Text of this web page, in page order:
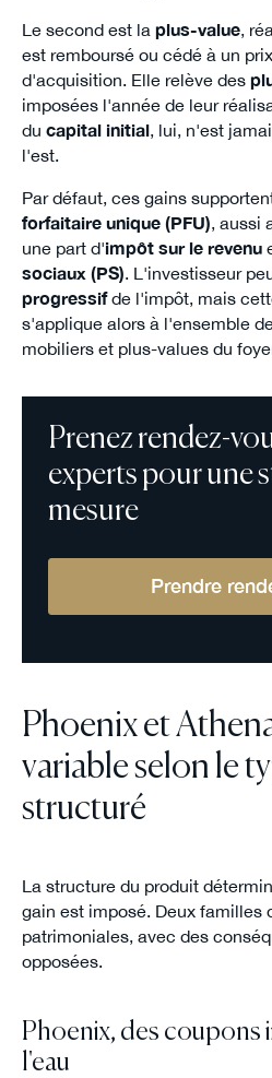
Le second est la plus-value,
est remboursé ou cédé à un
d'acquisition. Elle relève des
imposées l'année de leur
du capital initial, lui, n'est
l'est.
Par défaut, ces gains
forfaitaire unique (PFU), aussi
une part d'impôt sur le revenu
sociaux (PS). L'investisseur
progressifde l'impôt, mais
s'applique alors à l'ensemble
mobiliers et plus-values du
Prenez rendez-
experts pour une
mesure
Prendre
Phoenix et
variable selon le
structuré
La structure du produit
gain est imposé. Deux familles
patrimoniales, avec des
opposées.
Phoenix, des coupons
l'eau